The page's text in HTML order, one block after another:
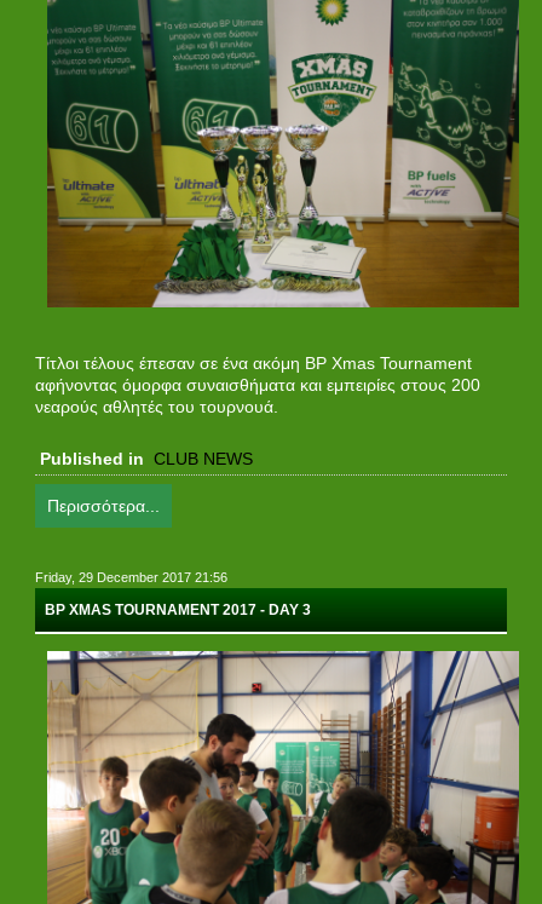
Τίτλοι τέλους έπεσαν σε ένα ακόμη BP Xmas Tournament
αφήνοντας όμορφα συναισθήματα και εμπειρίες στους 200
νεαρούς αθλητές του τουρνουά.
Published in CLUB NEWS
Περισσότερα...
Friday, 29 December 2017 21:56
BP XMAS TOURNAMENT 2017 - DAY 3